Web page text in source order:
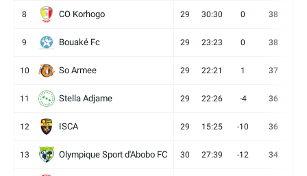
8 CO Korhogo 29 30:30 0 38
9 Bouaké Fc 29 23:23 0 38
10 So Armee 29 22:21 1 37
11 Stella Adjame 29 22:26 -4 36
12 ISCA 29 15:25 -10 36
13 Olympique Sport d'Abobo FC 30 27:39 -12 34